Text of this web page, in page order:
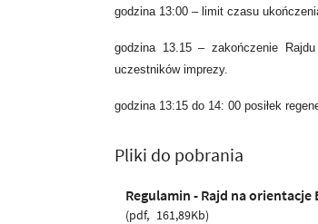
godzina 13:00 – limit czasu
godzina 13.15 – zakończenie
uczestników imprezy.
godzina 13:15 do 14: 00 posiłek
Pliki do pobrania
Regulamin - Rajd na orientacje
pdf 161,89Kb